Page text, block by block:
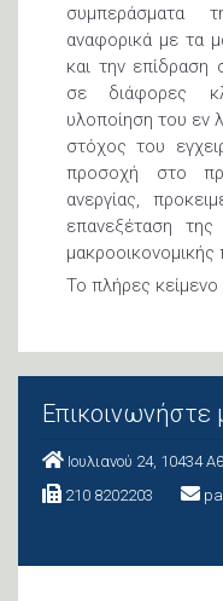
συμπεράσματα
αναφορικά με τα
και την
σε διάφορες
υλοποίηση του εν
στόχος του
προσοχή στο
ανεργίας,
επανεξέταση
μακροοικονομικής
Το πλήρες κείμενο
Επικοινωνήστε
Ιουλιανού 24, 10434
210 8202203